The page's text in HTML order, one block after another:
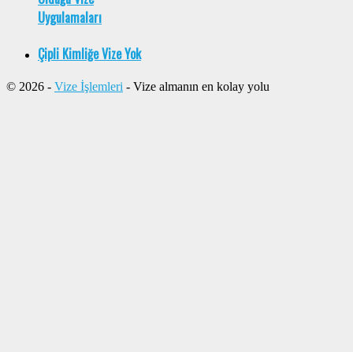
Uygulamaları
Çipli Kimliğe Vize Yok
© 2026 - Vize İşlemleri - Vize almanın en kolay yolu